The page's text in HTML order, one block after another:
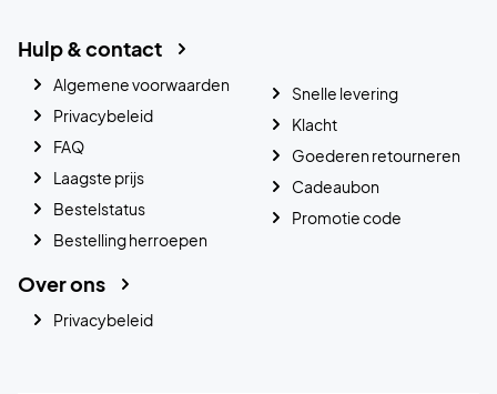
Hulp & contact
Algemene voorwaarden
Privacybeleid
FAQ
Laagste prijs
Bestelstatus
Bestelling herroepen
Snelle levering
Klacht
Goederen retourneren
Cadeaubon
Promotie code
Over ons
Privacybeleid